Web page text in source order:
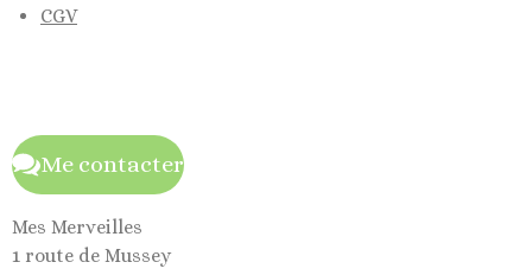
CGV
Me contacter
Mes Merveilles
1 route de Mussey